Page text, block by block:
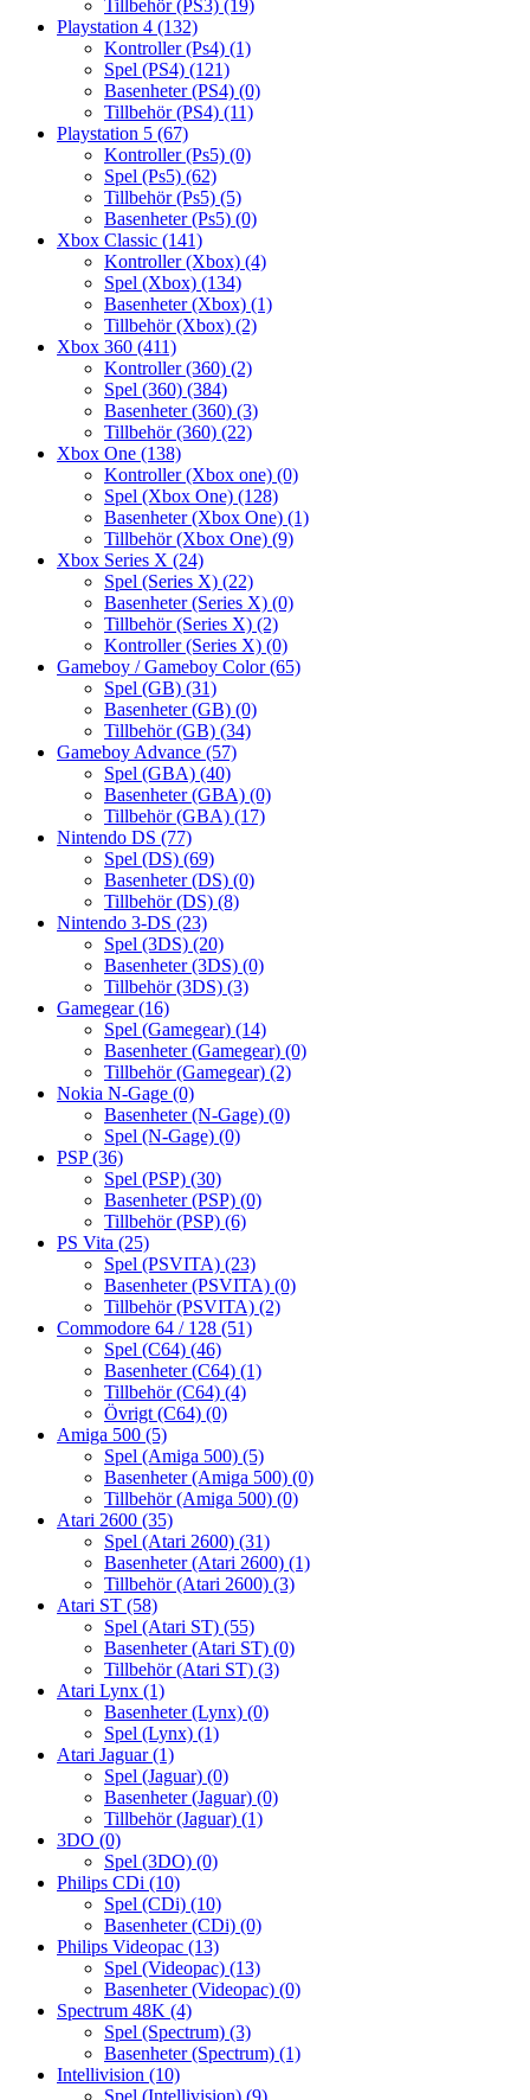
Tillbehör (PS3) (19)
Playstation 4 (132)
Kontroller (Ps4) (1)
Spel (PS4) (121)
Basenheter (PS4) (0)
Tillbehör (PS4) (11)
Playstation 5 (67)
Kontroller (Ps5) (0)
Spel (Ps5) (62)
Tillbehör (Ps5) (5)
Basenheter (Ps5) (0)
Xbox Classic (141)
Kontroller (Xbox) (4)
Spel (Xbox) (134)
Basenheter (Xbox) (1)
Tillbehör (Xbox) (2)
Xbox 360 (411)
Kontroller (360) (2)
Spel (360) (384)
Basenheter (360) (3)
Tillbehör (360) (22)
Xbox One (138)
Kontroller (Xbox one) (0)
Spel (Xbox One) (128)
Basenheter (Xbox One) (1)
Tillbehör (Xbox One) (9)
Xbox Series X (24)
Spel (Series X) (22)
Basenheter (Series X) (0)
Tillbehör (Series X) (2)
Kontroller (Series X) (0)
Gameboy / Gameboy Color(65)
Spel (GB) (31)
Basenheter (GB) (0)
Tillbehör (GB) (34)
Gameboy Advance (57)
Spel (GBA) (40)
Basenheter (GBA) (0)
Tillbehör (GBA) (17)
Nintendo DS (77)
Spel (DS) (69)
Basenheter (DS) (0)
Tillbehör (DS) (8)
Nintendo 3-DS (23)
Spel (3DS) (20)
Basenheter (3DS) (0)
Tillbehör (3DS) (3)
Gamegear(16)
Spel (Gamegear) (14)
Basenheter (Gamegear) (0)
Tillbehör (Gamegear) (2)
Nokia N-Gage (0)
Basenheter (N-Gage) (0)
Spel (N-Gage) (0)
PSP(36)
Spel (PSP) (30)
Basenheter (PSP) (0)
Tillbehör (PSP) (6)
PS Vita (25)
Spel (PSVITA) (23)
Basenheter (PSVITA) (0)
Tillbehör (PSVITA) (2)
Commodore 64 / 128 (51)
Spel (C64) (46)
Basenheter (C64) (1)
Tillbehör (C64) (4)
Övrigt (C64) (0)
Amiga 500 (5)
Spel (Amiga 500) (5)
Basenheter (Amiga 500) (0)
Tillbehör (Amiga 500) (0)
Atari 2600 (35)
Spel (Atari 2600) (31)
Basenheter (Atari 2600) (1)
Tillbehör (Atari 2600) (3)
Atari ST (58)
Spel (Atari ST) (55)
Basenheter (Atari ST) (0)
Tillbehör (Atari ST) (3)
Atari Lynx (1)
Basenheter (Lynx) (0)
Spel (Lynx) (1)
Atari Jaguar(1)
Spel (Jaguar) (0)
Basenheter (Jaguar) (0)
Tillbehör (Jaguar) (1)
3DO (0)
Spel (3DO) (0)
Philips CDi (10)
Spel (CDi) (10)
Basenheter (CDi) (0)
Philips Videopac (13)
Spel (Videopac) (13)
Basenheter (Videopac) (0)
Spectrum 48K (4)
Spel (Spectrum) (3)
Basenheter (Spectrum) (1)
Intellivision (10)